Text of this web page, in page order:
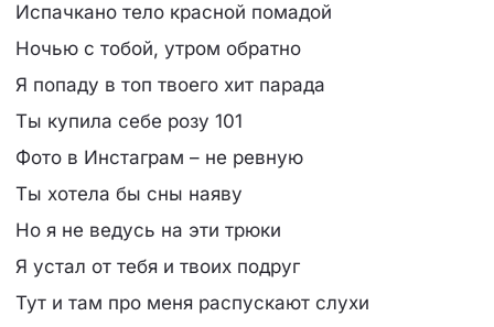
Испачкано тело красной помадой
Ночью с тобой, утром обратно
Я попаду в топ твоего хит парада
Ты купила себе розу 101
Фото в Инстаграм – не ревную
Ты хотела бы сны наяву
Но я не ведусь на эти трюки
Я устал от тебя и твоих подруг
Тут и там про меня распускают слухи